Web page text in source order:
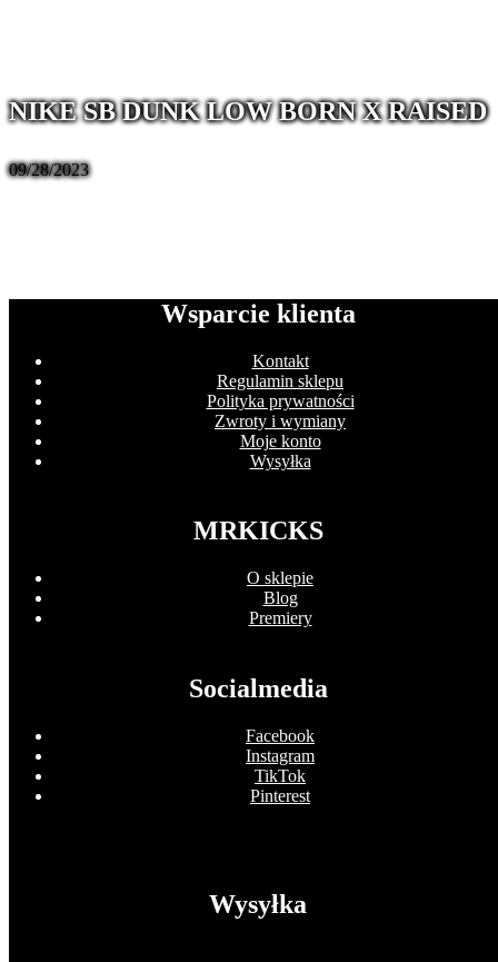
NIKE SB DUNK LOW BORN X RAISED
09/28/2023
Wsparcie klienta
Kontakt
Regulamin sklepu
Polityka prywatności
Zwroty i wymiany
Moje konto
Wysyłka
MRKICKS
O sklepie
Blog
Premiery
Socialmedia
Facebook
Instagram
TikTok
Pinterest
Wysyłka